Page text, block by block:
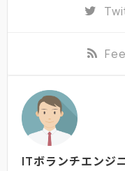
ITボランチエンジ